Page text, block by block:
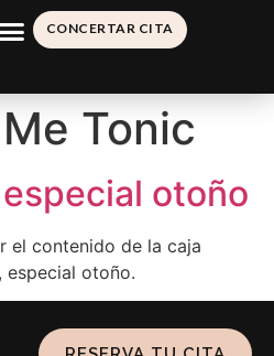
CONCERTAR CITA
Me Tonic
otoño
el contenido de la caja
especial otoño.